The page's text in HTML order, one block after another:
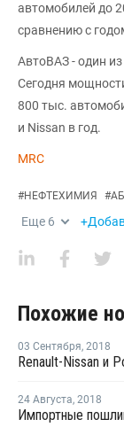
автомобилей до
сравнению с
АвтоВАЗ - один
Сегодня
800 тыс.
и Nissan в год.
MRC
#НЕФТЕХИМИЯ #
Еще 6
Похожие
03 Сентября, 2018
24 Августа, 2018